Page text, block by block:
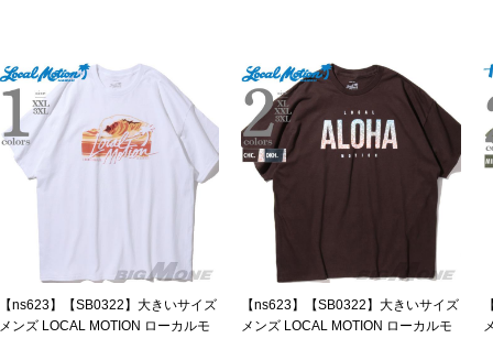
【ns623】【SB0322】大きいサイズ
メンズ LOCAL MOTION ローカルモ
【ns623】【SB0322】大きいサイズ
メンズ LOCAL MOTION ローカルモ